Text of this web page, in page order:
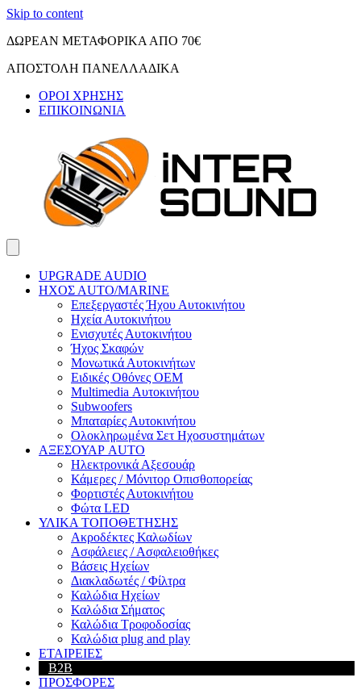
Skip to content
ΔΩΡΕΑΝ ΜΕΤΑΦΟΡΙΚΑ ΑΠΟ 70€
ΑΠΟΣΤΟΛΗ ΠΑΝΕΛΛΑΔΙΚΑ
ΟΡΟΙ ΧΡΗΣΗΣ
ΕΠΙΚΟΙΝΩΝΙΑ
UPGRADE AUDIO
ΗΧΟΣ ΑUTO/MARINE
Επεξεργαστές Ήχου Αυτοκινήτου
Ηχεία Αυτοκινήτου
Ενισχυτές Αυτοκινήτου
Ήχος Σκαφών
Μονωτικά Αυτοκινήτων
Ειδικές Οθόνες OEM
Multimedia Αυτοκινήτου
Subwoofers
Μπαταρίες Αυτοκινήτου
Ολοκληρωμένα Σετ Ηχοσυστημάτων
ΑΞΕΣΟΥΑΡ AUTO
Ηλεκτρονικά Αξεσουάρ
Κάμερες / Μόνιτορ Οπισθοπορείας
Φορτιστές Αυτοκινήτου
Φώτα LED
ΥΛΙΚΑ ΤΟΠΟΘΕΤΗΣΗΣ
Ακροδέκτες Καλωδίων
Ασφάλειες / Ασφαλειοθήκες
Βάσεις Ηχείων
Διακλαδωτές / Φίλτρα
Καλώδια Ηχείων
Καλώδια Σήματος
Καλώδια Τροφοδοσίας
Καλώδια plug and play
ΕΤΑΙΡΕΙΕΣ
B2B
ΠΡΟΣΦΟΡΕΣ